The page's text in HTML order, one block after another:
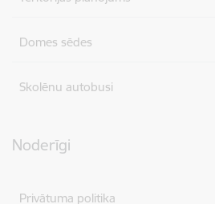
Domes sēdes
Skolēnu autobusi
Noderīgi
Privātuma politika